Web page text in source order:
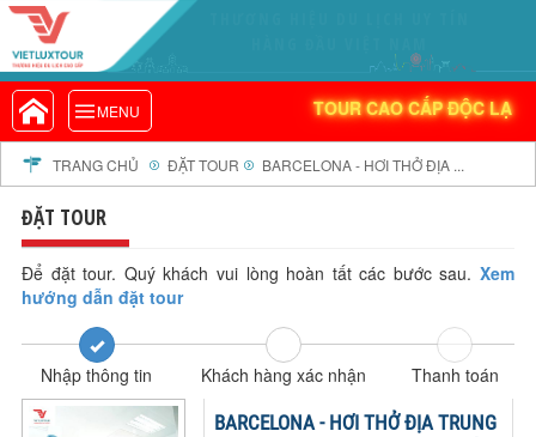
MENU TOUR CAO CẤP ĐỘC LẠ
VIETLUXTOUR.COM
TOUR CAO CẤP ĐỘC LẠ
TOUR TRONG NƯỚC
TOUR NƯỚC NGOÀI
TOUR KHỞI HÀNH TỪ HÀ NỘI
TOUR KHỞI HÀNH TỪ ĐÀ NẴNG
TOUR KHỞI HÀNH TỪ CẦN THƠ
TOUR ĐOÀN - M.I.C.E
TOUR COMBO
DỊCH VỤ
GIỚI THIỆU
TRANG CHỦ ĐẶT TOUR BARCELONA - HƠI THỞ ĐỊA ...
ĐẶT TOUR
Để đặt tour. Quý khách vui lòng hoàn tất các bước sau.Xem
hướng dẫn đặt tour
Nhập thông tin Khách hàng xác nhận
Thanh toán
BARCELONA - HƠI THỞ ĐỊA TRUNG